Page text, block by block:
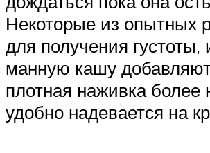
Некоторые из опытных
для получения густоты,
манную кашу
плотная наживка более
удобно надевается на